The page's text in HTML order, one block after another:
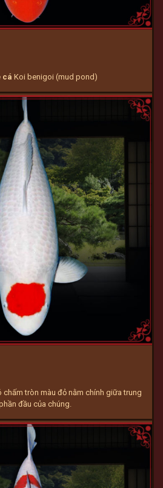
cá Koi benigoi (mud pond)
tròn màu đỏ nằm chính giữa trung
đầu của chúng.